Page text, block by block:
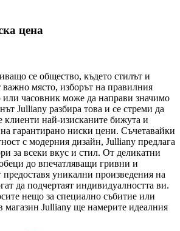
цена
се общество, където стилът и
важно място, изборът на правилния
или часовник може да направи значимо
Julliany разбира това и се стреми да
клиенти най-изисканите бижута и
гарантирано ниски цени. Съчетавайки
с модерния дизайн, Julliany предлага
за всеки вкус и стил. От деликатни
до впечатляващи гривни и
предоставя уникални произведения на
да подчертаят индивидуалността ви.
нещо за специално събитие или
магазин Julliany ще намерите идеалния